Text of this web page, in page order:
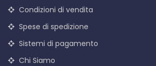
Condizioni di vendita
Spese di spedizione
Sistemi di pagamento
Chi Siamo